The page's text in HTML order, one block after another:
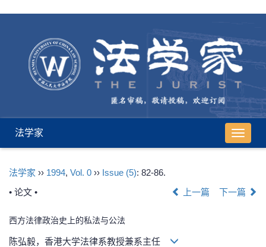
导
航
法学家
法学家 ›› 1994, Vol. 0 ›› Issue (5): 82-86.
• 论文 •
上一篇 下一篇
西方法律政治史上的私法与公法
陈弘毅，香港大学法律系教授兼系主任